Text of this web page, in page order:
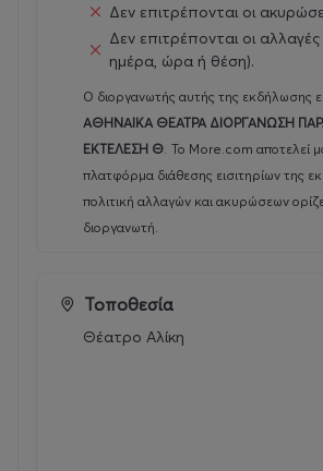
Τμήμα Επικοινωνίας : Όλγα
Ιωάννα Ζωζέφα
izpegkou@a-th.gr
Διάρκεια παράστασης: 120’(με
Δεν επιτρέπονται οι
Δεν επιτρέπονται οι
ημέρα, ώρα ή θέση).
Ο διοργανωτής αυτής της εκδήλωσης
ΑΘΗΝΑΙΚΑ ΘΕΑΤΡΑ ΔΙΟΡΓΑΝΩΣΗ
ΕΚΤΕΛΕΣΗ Θ. Το More.com αποτελεί
πλατφόρμα διάθεσης εισιτηρίων της
πολιτική αλλαγών και ακυρώσεων
διοργανωτή.
Τοποθεσία
Θέατρο Αλίκη